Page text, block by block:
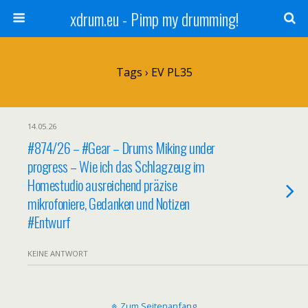
xdrum.eu - Pimp my drumming!
Tags › EV PL35
14.05.26
#874/26 – #Gear – Drums Miking under
progress – Wie ich das Schlagzeug im
Homestudio ausreichend präzise
mikrofoniere, Gedanken und Notizen
#Entwurf
KEINE ANTWORT